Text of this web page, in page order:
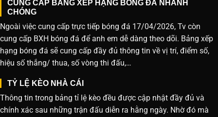
CUNG CẤP BẢNG XẾP HẠNG BÓNG ĐÁ NHANH
CHÓNG
Ngoài việc cung cấp trực tiếp bóng đá 17/04/2026, Tv còn
cung cấp BXH bóng đá để anh em dễ dàng theo dõi. Bảng xếp
hạng bóng đá sẽ cung cấp đầy đủ thông tin về vị trí, điểm số,
hiệu số thắng/ thua, số vòng thi đấu,…
TỶ LỆ KÈO NHÀ CÁI
Thông tin trong bảng tỉ lệ kèo đều được cập nhật đầy đủ và
chính xác sau những trận đấu diễn ra hằng ngày. Nhờ đó mà